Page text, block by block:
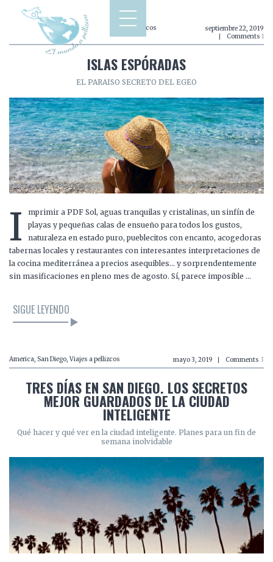
Grecia Islas espóradas Viajes a pellizcos
septiembre 22, 2019
Comments 1
ISLAS ESPÓRADAS
EL PARAISO SECRETO DEL EGEO
I
mprimir a PDF Sol, aguas tranquilas y cristalinas, un sinfín de
playas y pequeñas calas de ensueño para todos los gustos,
naturaleza en estado puro, pueblecitos con encanto, acogedoras
tabernas locales y restaurantes con interesantes interpretaciones de
la cocina mediterránea a precios asequibles… y sorprendentemente
sin masificaciones en pleno mes de agosto. Sí, parece imposible …
SIGUE LEYENDO
America, San Diego, Viajes a pellizcos mayo 3, 2019 Comments 3
TRES DÍAS EN SAN DIEGO. LOS SECRETOS
MEJOR GUARDADOS DE LA CIUDAD
INTELIGENTE
Qué hacer y qué ver en la ciudad inteligente. Planes para un fin de
semana inolvidable